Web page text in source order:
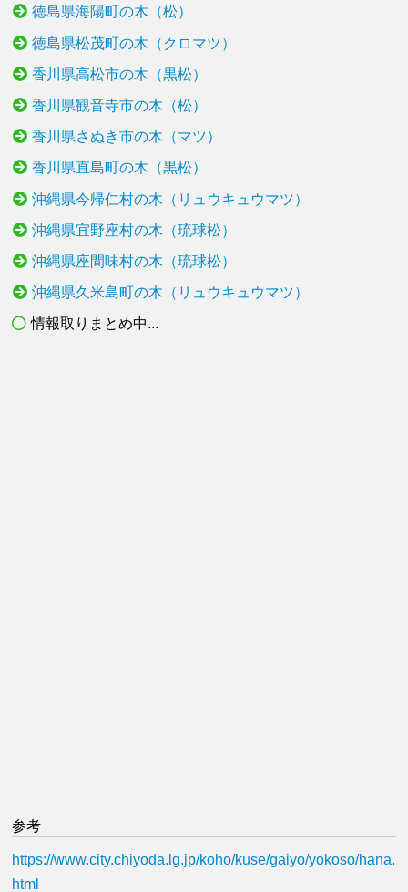
徳島県海陽町の木（松）
徳島県松茂町の木（クロマツ）
香川県高松市の木（黒松）
香川県観音寺市の木（松）
香川県さぬき市の木（マツ）
香川県直島町の木（黒松）
沖縄県今帰仁村の木（リュウキュウマツ）
沖縄県宜野座村の木（琉球松）
沖縄県座間味村の木（琉球松）
沖縄県久米島町の木（リュウキュウマツ）
情報取りまとめ中...
参考
https://www.city.chiyoda.lg.jp/koho/kuse/gaiyo/yokoso/hana.
html